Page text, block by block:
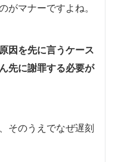
がマナーですよね。
因を先に言うケース
先に謝罪する必要が
そのうえでなぜ遅刻